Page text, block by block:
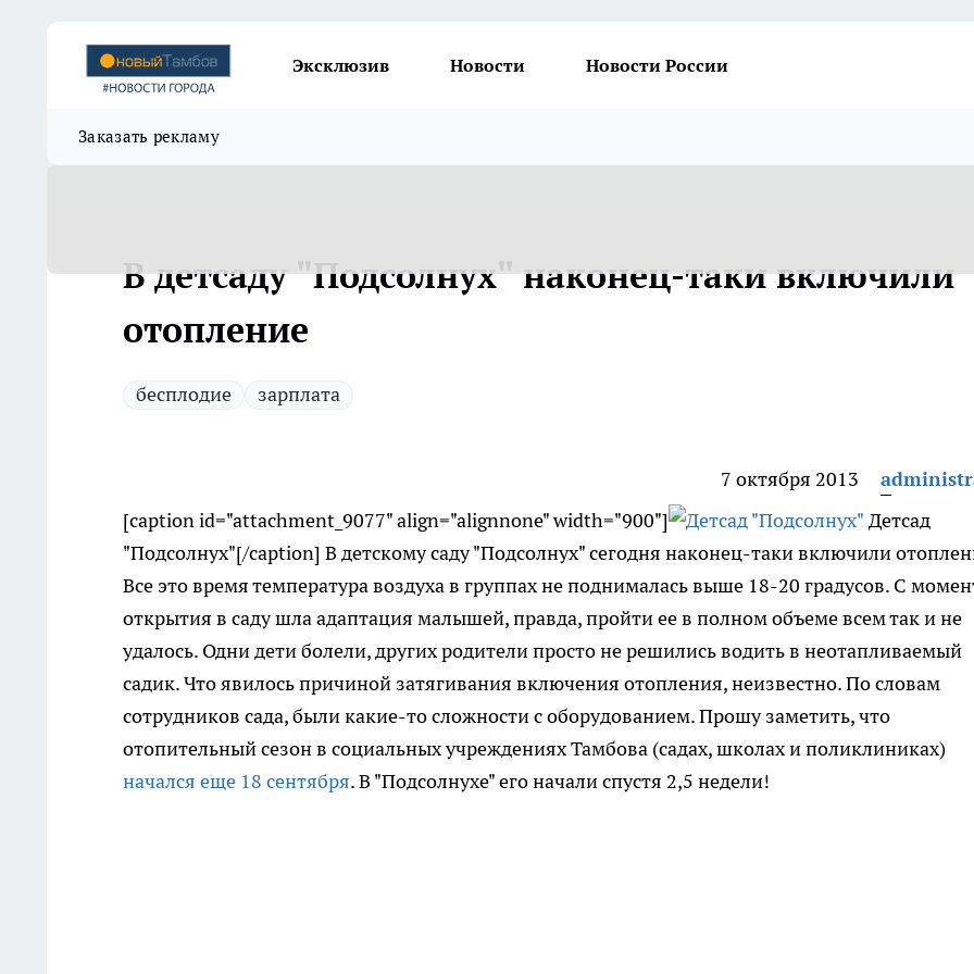
Эксклюзив Новости Новости России
Заказать рекламу
В детсаду "Подсолнух" наконец-таки включили
отопление
бесплодие зарплата
7 октября 2013
[caption id="attachment_9077" align="alignnone" width="900"]
Детсад
"Подсолнух"[/caption] В детскому саду "Подсолнух" сегодня наконец-таки включили
Все это время температура воздуха в группах не поднималась выше 18-20 градусов. С
открытия в саду шла адаптация малышей, правда, пройти ее в полном объеме всем так и не
удалось. Одни дети болели, других родители просто не решились водить в неотапливаемый
садик. Что явилось причиной затягивания включения отопления, неизвестно. По словам
сотрудников сада, были какие-то сложности с оборудованием. Прошу заметить, что
отопительный сезон в социальных учреждениях Тамбова (садах, школах и поликлиниках)
начался еще 18 сентября. В "Подсолнухе" его начали спустя 2,5 недели!